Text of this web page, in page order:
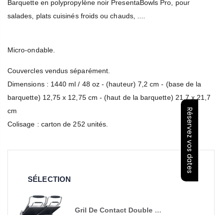
Barquette en polypropylène noir PresentaBowls Pro, pour
salades, plats cuisinés froids ou chauds, ....
Micro-ondable.
Couvercles vendus séparément.
Dimensions : 1440 ml / 48 oz - (hauteur) 7,2 cm - (base de la
barquette) 12,75 x 12,75 cm - (haut de la barquette) 21,7 x 21,7
cm
Colisage : carton de 252 unités.
SÉLECTION
Gril De Contact Double Buffalo Plaques Lisses
Réservez vos dates